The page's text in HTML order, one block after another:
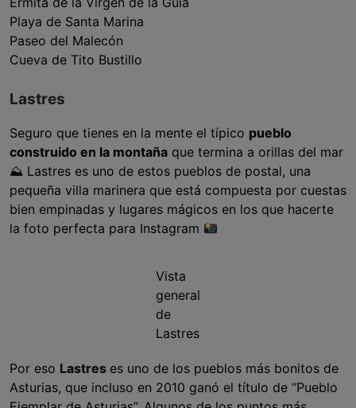
Playa de Santa Marina
Paseo del Malecón
Cueva de Tito Bustillo
Lastres
Seguro que tienes en la mente el típico pueblo
construido en la montaña que termina a orillas del mar
⛰ Lastres es uno de estos pueblos de postal, una
pequeña villa marinera que está compuesta por cuestas
bien empinadas y lugares mágicos en los que hacerte
la foto perfecta para Instagram
Vista
general
de
Lastres
Por eso Lastres es uno de los pueblos más bonitos de
Asturias, que incluso en 2010 ganó el título de “Pueblo